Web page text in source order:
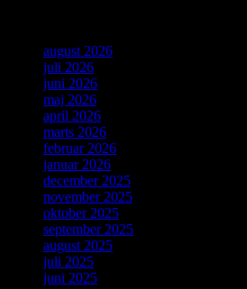
august 2026
juli 2026
juni 2026
maj 2026
april 2026
marts 2026
februar 2026
januar 2026
december 2025
november 2025
oktober 2025
september 2025
august 2025
juli 2025
juni 2025